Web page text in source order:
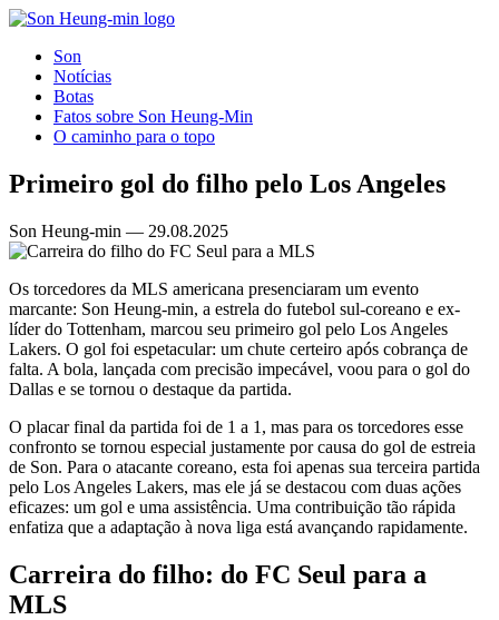
Son
Notícias
Botas
Fatos sobre Son Heung-Min
O caminho para o topo
Primeiro gol do filho pelo Los Angeles
Son Heung-min — 29.08.2025
Os torcedores da MLS americana presenciaram um evento
marcante: Son Heung-min, a estrela do futebol sul-coreano e ex-
líder do Tottenham, marcou seu primeiro gol pelo Los Angeles
Lakers. O gol foi espetacular: um chute certeiro após cobrança de
falta. A bola, lançada com precisão impecável, voou para o gol do
Dallas e se tornou o destaque da partida.
O placar final da partida foi de 1 a 1, mas para os torcedores esse
confronto se tornou especial justamente por causa do gol de estreia
de Son. Para o atacante coreano, esta foi apenas sua terceira partida
pelo Los Angeles Lakers, mas ele já se destacou com duas ações
eficazes: um gol e uma assistência. Uma contribuição tão rápida
enfatiza que a adaptação à nova liga está avançando rapidamente.
Carreira do filho: do FC Seul para a
MLS